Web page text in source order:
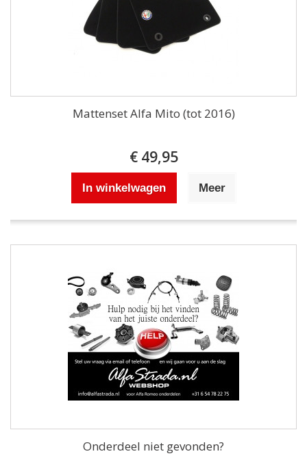
Mattenset Alfa Mito (tot 2016)
€ 49,95
In winkelwagen Meer
Onderdeel niet gevonden?